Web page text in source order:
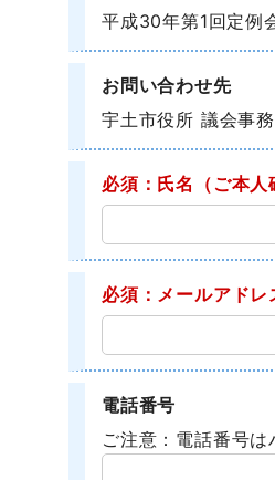
平成30年第1回定
お問い合わせ先
宇土市役所 議会事
必須：氏名 （ご本
必須：メールアドレ
電話番号
ご注意：電話番号は